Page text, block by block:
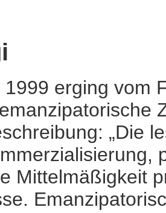
erging vom
„Die
Mittelmäßigkeit